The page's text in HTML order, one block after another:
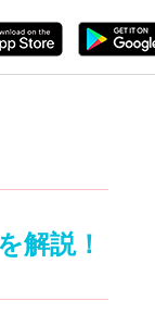
解説！